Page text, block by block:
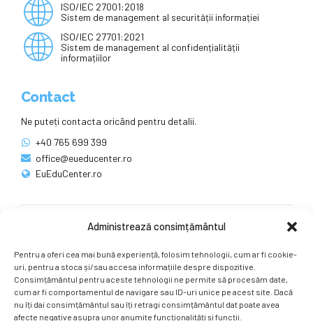
Administrează consimțământul
Pentru a oferi cea mai bună experiență, folosim tehnologii, cum ar fi cookie-
uri, pentru a stoca și/sau accesa informațiile despre dispozitive.
Consimțământul pentru aceste tehnologii ne permite să procesăm date,
cum ar fi comportamentul de navigare sau ID-uri unice pe acest site. Dacă
nu îți dai consimțământul sau îți retragi consimțământul dat poate avea
afecte negative asupra unor anumite funcționalități și funcții.
ISO/IEC 27001:2018
Sistem de management al securității informației
ISO/IEC 27701:2021
Sistem de management al confidențialității
informațiilor
Contact
Ne puteți contacta oricând pentru detalii.
+40 765 699 399
office@eueducenter.ro
EuEduCenter.ro
Ne puteți găsi și pe rețelele sociale.